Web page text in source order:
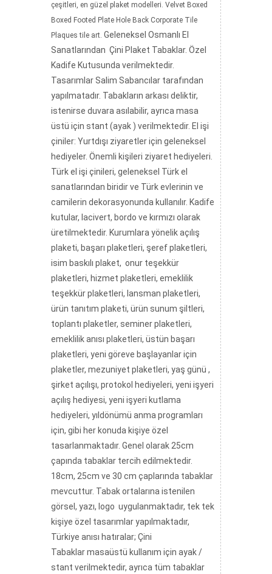
çeşitleri, en güzel plaket modelleri. Velvet Boxed
Boxed Footed Plate Hole Back Corporate Tile
Plaques tile art. Geleneksel Osmanlı El
Sanatlarından Çini Plaket Tabaklar. Özel
Kadife Kutusunda verilmektedir.
Tasarımlar Salim Sabancılar tarafından
yapılmatadır. Tabakların arkası deliktir,
istenirse duvara asılabilir, ayrıca masa
üstü için stant (ayak ) verilmektedir. El işi
çiniler: Yurtdışı ziyaretler için geleneksel
hediyeler. Önemli kişileri ziyaret hediyeleri.
Türk el işi çinileri, geleneksel Türk el
sanatlarından biridir ve Türk evlerinin ve
camilerin dekorasyonunda kullanılır. Kadife
kutular, lacivert, bordo ve kırmızı olarak
üretilmektedir. Kurumlara yönelik açılış
plaketi, başarı plaketleri, şeref plaketleri,
isim baskılı plaket, onur teşekkür
plaketleri, hizmet plaketleri, emeklilik
teşekkür plaketleri, lansman plaketleri,
ürün tanıtım plaketi, ürün sunum şiltleri,
toplantı plaketler, seminer plaketleri,
emeklilik anısı plaketleri, üstün başarı
plaketleri, yeni göreve başlayanlar için
plaketler, mezuniyet plaketleri, yaş günü ,
şirket açılışı, protokol hediyeleri, yeni işyeri
açılış hediyesi, yeni işyeri kutlama
hediyeleri, yıldönümü anma programları
için, gibi her konuda kişiye özel
tasarlanmaktadır. Genel olarak 25cm
çapında tabaklar tercih edilmektedir.
18cm, 25cm ve 30 cm çaplarında tabaklar
mevcuttur. Tabak ortalarına istenilen
görsel, yazı, logo uygulanmaktadır, tek tek
kişiye özel tasarımlar yapılmaktadır,
Türkiye anısı hatıralar; Çini
Tabaklar masaüstü kullanım için ayak /
stant verilmektedir, ayrıca tüm tabaklar